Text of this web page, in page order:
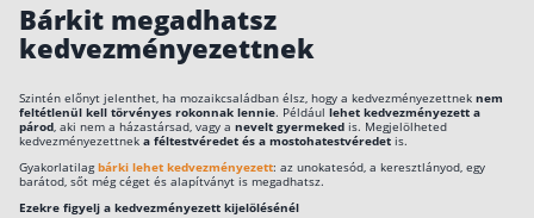
Hitel
Vállalkozói hitel
Szabad felhasználású hitel
Lakáshitel
Hitelkiváltás
Bárkit megadhatsz
kedvezményezettnek
Szintén előnyt jelenthet, ha mozaikcsaládban élsz, hogy a kedvezményezettnek nem
feltétlenül kell törvényes rokonnak lennie. Például lehet kedvezményezett a
párod, aki nem a házastársad, vagy a nevelt gyermeked is. Megjelölheted
kedvezményezettnek a féltestvéredet és a mostohatestvéredet is.
Gyakorlatilagbárki lehet kedvezményezett: az unokatesód, a keresztlányod, egy
barátod, sőt még céget és alapítványt is megadhatsz.
Ezekre figyelj a kedvezményezett kijelölésénél